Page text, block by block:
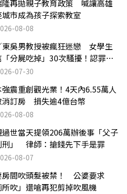
隆再拋親子教育政策 喊讓高雄
市成為孩子探索教室
08-08
東吳男教授被瘋狂迷戀 女學生
「分屍吃掉」30次騷擾！認罪免
07-30
強震重創觀光業！4天內6.55萬人
消訂房 損失逾4億台幣
08-08
過世當天提領206萬辦後事「父子
刑」 律師：搶錢先下手是罪
08-07
房間吹頭髮被禁！ 公婆要求
所吹」還嗆再犯剪掉吹風機